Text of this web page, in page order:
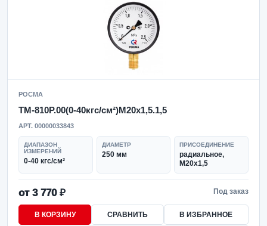
РОСМА
ТМ-810Р.00(0-40кгс/см²)M20x1,5.1,5
АРТ. 00000033843
ДИАПАЗОН
ИЗМЕРЕНИЙ
0-40 кгс/см²
ДИАМЕТР
250 мм
ПРИСОЕДИНЕНИЕ
радиальное,
M20x1,5
от 3 770 ₽ Под заказ
В КОРЗИНУ СРАВНИТЬ В ИЗБРАННОЕ